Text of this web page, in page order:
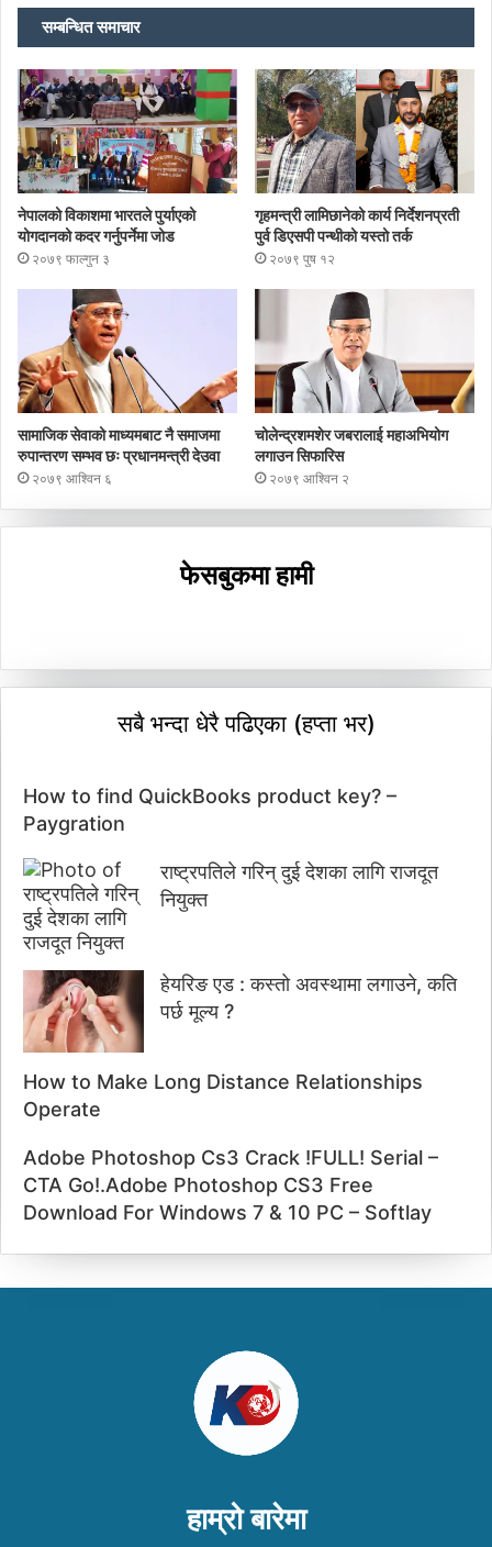
सम्बन्धित समाचार
नेपालको विकाशमा भारतले पुर्याएको
योगदानको कदर गर्नुपर्नेमा जोड
२०७९ फाल्गुन ३
गृहमन्त्री लामिछानेको कार्य निर्देशनप्रती
पुर्व डिएसपी पन्थीको यस्तो तर्क
२०७९ पुष १२
सामाजिक सेवाको माध्यमबाट नै समाजमा
रुपान्तरण सम्भव छः प्रधानमन्त्री देउवा
२०७९ आश्विन ६
चोलेन्द्रशमशेर जबरालाई महाअभियोग
लगाउन सिफारिस
२०७९ आश्विन २
फेसबुकमा हामी
सबै भन्दा धेरै पढिएका (हप्ता भर)
How to find QuickBooks product key? –
Paygration
राष्ट्रपतिले गरिन् दुई देशका लागि राजदूत
नियुक्त
हेयरिङ एड : कस्तो अवस्थामा लगाउने, कति
पर्छ मूल्य ?
How to Make Long Distance Relationships
Operate
Adobe Photoshop Cs3 Crack !FULL! Serial –
CTA Go!.Adobe Photoshop CS3 Free
Download For Windows 7 & 10 PC – Softlay
हाम्रो बारेमा